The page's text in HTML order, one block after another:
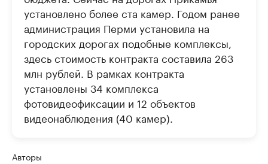
установлено более ста камер. ​Годом ранее
администрация Перми установила на
городских дорогах подобные комплексы,
здесь стоимость контракта составила 263
млн рублей. В рамках контракта
установлены 34 комплекса
фотовидеофиксации и 12 объектов
видеонаблюдения (40 камер).
Авторы